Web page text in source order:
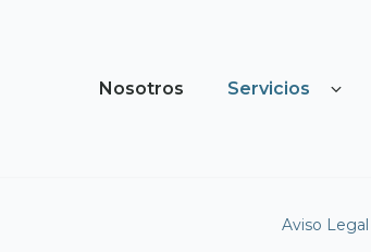
Nosotros Servicios
Aviso Legal